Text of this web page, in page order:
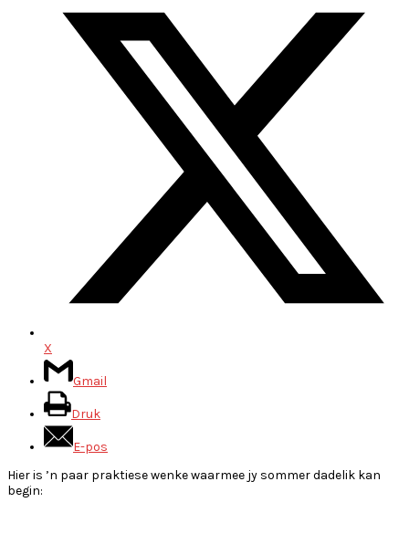
X
Gmail
Druk
E-pos
Hier is ’n paar praktiese wenke waarmee jy sommer dadelik kan
begin: